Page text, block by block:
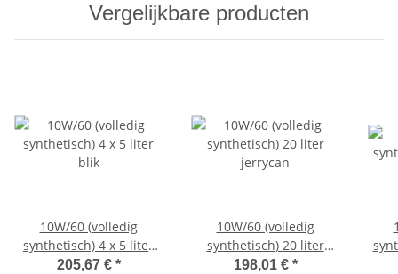
Vergelijkbare producten
10W/60 (volledig
synthetisch) 4 x 5 liter
blik
205,67 € *
10W/60 (volledig
synthetisch) 20 liter
jerrycan
198,01 € *